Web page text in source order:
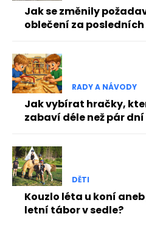
Jak se změnily
oblečení za
RADY A NÁVODY
Jak vybírat hračky,
zabaví déle než pár dní
DĚTI
Kouzlo léta u koní
letní tábor v sedle?